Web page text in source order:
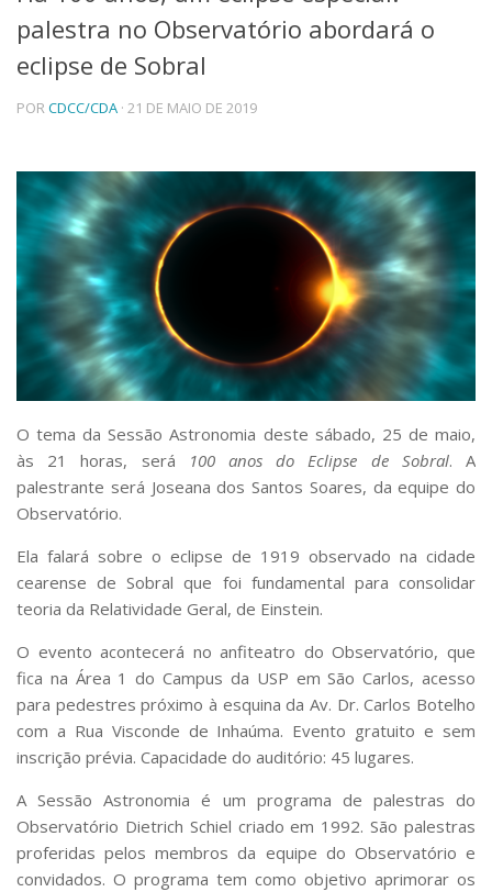
Telefones e Mapas
Pessoas
Ensino
Graduação
Cursos de Extensão
Pesquisa e Inovação
Linhas de Pesquisa
Centros, Núcleos e Projetos em Rede
Pós-doutorado
Iniciação Científica
Transferência de Tecnologia
Empresas Juniores
Extensão à Comunidade
Projetos, Programas e Cursos
Artes, Cultura e Esportes
Museus e Espaços Interativos
Serviços
Apoio ao Estudante
Segurança, Trânsito e Prevenção
RH, Administrativo e Financeiro
Comunicação
Assessorias e Mídias
Aplicativos e Sites
Jornal da USP
Agenda de Eventos
palestra no Observatório abordará o
eclipse de Sobral
PORCDCC/CDA · 21 DE MAIO DE 2019
O tema da Sessão Astronomia deste sábado, 25 de maio,
às 21 horas, será
100 anos do Eclipse de Sobral. A
palestrante será Joseana dos Santos Soares, da equipe do
Observatório.
Ela falará sobre o eclipse de 1919 observado na cidade
cearense de Sobral que foi fundamental para consolidar
teoria da Relatividade Geral, de Einstein.
O evento acontecerá no anfiteatro do Observatório, que
fica na Área 1 do Campus da USP em São Carlos, acesso
para pedestres próximo à esquina da Av. Dr. Carlos Botelho
com a Rua Visconde de Inhaúma. Evento gratuito e sem
inscrição prévia. Capacidade do auditório: 45 lugares.
A Sessão Astronomia é um programa de palestras do
Observatório Dietrich Schiel criado em 1992. São palestras
proferidas pelos membros da equipe do Observatório e
convidados. O programa tem como objetivo aprimorar os